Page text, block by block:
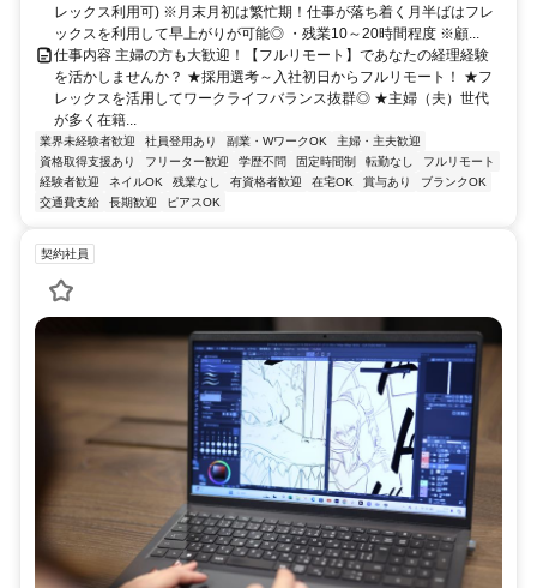
レックス利用可) ※月末月初は繁忙期！仕事が落ち着く月半ばはフレ
ックスを利用して早上がりが可能◎ ・残業10～20時間程度 ※顧...
仕事内容 主婦の方も大歓迎！【フルリモート】であなたの経理経験
を活かしませんか？ ★採用選考～入社初日からフルリモート！ ★フ
レックスを活用してワークライフバランス抜群◎ ★主婦（夫）世代
が多く在籍...
業界未経験者歓迎 社員登用あり 副業・WワークOK
主婦・主夫歓迎
資格取得支援あり
フリーター歓迎 学歴不問 固定時間制 転勤なし
フルリモート
経験者歓迎
ネイルOK 残業なし 有資格者歓迎 在宅OK 賞与あり
ブランクOK
交通費支給
長期歓迎 ピアスOK
契約社員